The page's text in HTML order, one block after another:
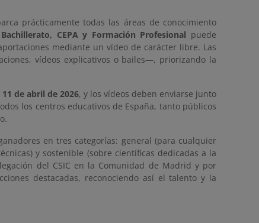
prácticamente todas las áreas de conocimiento
CEPA y Formación Profesional puede
mediante un vídeo de carácter libre. Las
vídeos explicativos o bailes—, priorizando la
de abril de 2026, y los vídeos deben enviarse junto
los centros educativos de España, tanto públicos
en tres categorías: general (para cualquier
y sostenible (sobre científicas dedicadas a la
del CSIC en la Comunidad de Madrid y por
destacadas, reconociendo así el talento y la